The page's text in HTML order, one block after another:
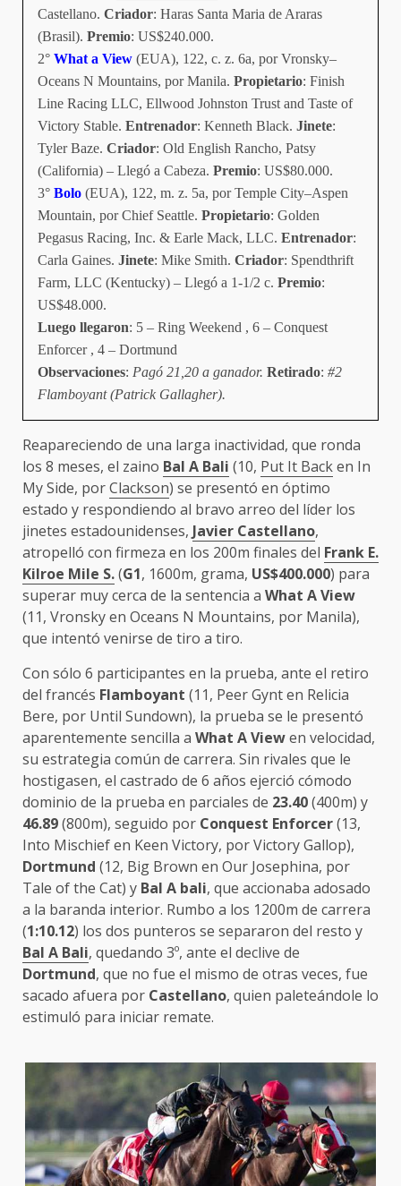
Castellano. Criador: Haras Santa Maria de Araras
(Brasil). Premio: US$240.000.
2° What a View (EUA), 122, c. z. 6a, por Vronsky–
Oceans N Mountains, por Manila. Propietario: Finish
Line Racing LLC, Ellwood Johnston Trust and Taste of
Victory Stable. Entrenador: Kenneth Black. Jinete:
Tyler Baze. Criador: Old English Rancho, Patsy
(California) – Llegó a Cabeza. Premio: US$80.000.
3° Bolo (EUA), 122, m. z. 5a, por Temple City–Aspen
Mountain, por Chief Seattle. Propietario: Golden
Pegasus Racing, Inc. & Earle Mack, LLC. Entrenador:
Carla Gaines. Jinete: Mike Smith. Criador: Spendthrift
Farm, LLC (Kentucky) – Llegó a 1-1/2 c. Premio:
US$48.000.
Luego llegaron: 5 – Ring Weekend , 6 – Conquest
Enforcer , 4 – Dortmund
Observaciones: Pagó 21,20 a ganador. Retirado: #2
Flamboyant (Patrick Gallagher).
Reapareciendo de una larga inactividad, que ronda
los 8 meses, el zaino Bal A Bali (10, Put It Backen In
My Side, porClackson) se presentó en óptimo
estado y respondiendo al bravo arreo del líder los
jinetes estadounidenses, Javier Castellano,
atropelló con firmeza en los 200m finales del Frank E.
Kilroe Mile S.(G1, 1600m, grama, US$400.000) para
superar muy cerca de la sentencia a What A View
(11, Vronsky en Oceans N Mountains, por Manila),
que intentó venirse de tiro a tiro.
Con sólo 6 participantes en la prueba, ante el retiro
del francés Flamboyant (11, Peer Gynt en Relicia
Bere, por Until Sundown), la prueba se le presentó
aparentemente sencilla a What A Viewen velocidad,
su estrategia común de carrera. Sin rivales que le
hostigasen, el castrado de 6 años ejerció cómodo
dominio de la prueba en parciales de 23.40(400m) y
46.89(800m), seguido por Conquest Enforcer(13,
Into Mischief en Keen Victory, por Victory Gallop),
Dortmund (12, Big Brown en Our Josephina, por
Tale of the Cat) y Bal A bali, que accionaba adosado
a la baranda interior. Rumbo a los 1200m de carrera
(1:10.12) los dos punteros se separaron del resto y
Bal A Bali, quedando 3º, ante el declive de
Dortmund, que no fue el mismo de otras veces, fue
sacado afuera por Castellano, quien paleteándole lo
estimuló para iniciar remate.